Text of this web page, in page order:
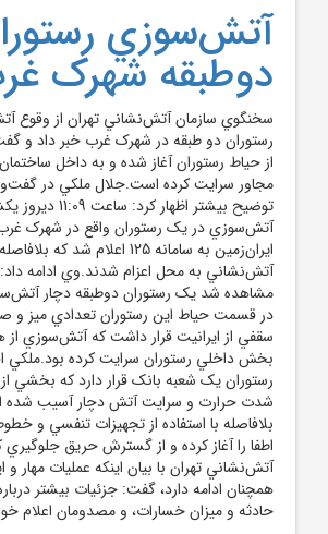
آتش‌سوزي
دوطبقه شهرک
سخنگوي سازمان آتش‌نشاني تهران از وقوع
رستوران دو طبقه در شهرک غرب خبر داد و
از حياط رستوران آغاز شده و به داخل
مجاور سرايت کرده است.جلال ملکي در
توضيح بيشتر اظهار
آتش‌سوزي در يک رستوران واقع در شهرک
ايران‌زمين به سامانه 125 اعلام شد
آتش‌نشاني به محل اعزام شدند.وي ادامه
مشاهده شد يک رستوران دوطبقه دچار
در قسمت حياط اين رستوران تعدادي ميز و
سقفي از ايرانيت قرار داشت که آتش‌سوزي از
بخش داخلي رستوران سرايت کرده بود.ملکي
رستوران يک شعبه بانک قرار دارد که بخشي از
شدت حرارت و سرايت آتش دچار آسيب شده
بلافاصله با استفاده از تجهيزات تنفسي و
اطفا را آغاز کرده و از گسترش حريق
آتش‌نشاني تهران با بيان اينکه عمليات مهار
همچنان ادامه دارد، گفت: جزئيات بيشتر
حادثه و ميزان خسارات، و مصدومان اعلام